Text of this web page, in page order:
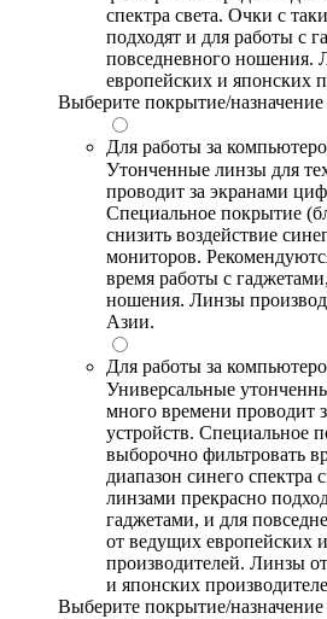
спектра света. Очки с
подходят и для работы с
повседневного ношения.
европейских и японских
Выберите покрытие/назначение
Для работы за
Утонченные линзы для
проводит за экранами
Специальное покрытие
снизить воздействие
мониторов.
время работы с
ношения. Линзы
Азии.
Для работы за
Универсальные
много времени проводит
устройств. Специальное
выборочно фильтровать
диапазон синего спектра
линзами прекрасно
гаджетами, и для
от ведущих европейских
производителей. Линзы
и японских
Выберите покрытие/назначение